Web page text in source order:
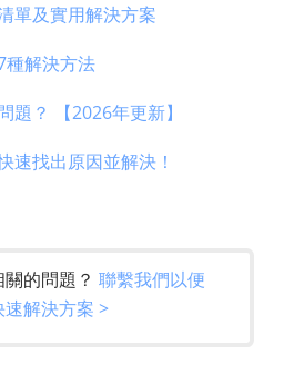
單及實用解決方案
種解決方法
題？ 【2026年更新】
速找出原因並解決！
的問題？ 聯繫我們以便
速解決方案 >